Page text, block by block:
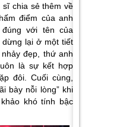
chia sẻ thêm về
điểm của anh
với tên của
lại ở một tiết
đẹp, thứ anh
là sự kết hợp
đôi. Cuối cùng,
bày nỗi lòng” khi
khó tính bậc